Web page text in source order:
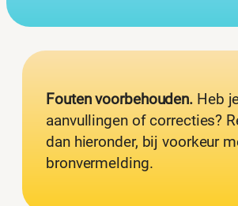
Fouten voorbehouden. Heb
aanvullingen of correcties?
dan hieronder, bij voorkeur
bronvermelding.